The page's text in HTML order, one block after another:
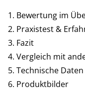
Bewertung im
Praxistest &
Fazit
Vergleich mit
Technische Daten
Produktbilder